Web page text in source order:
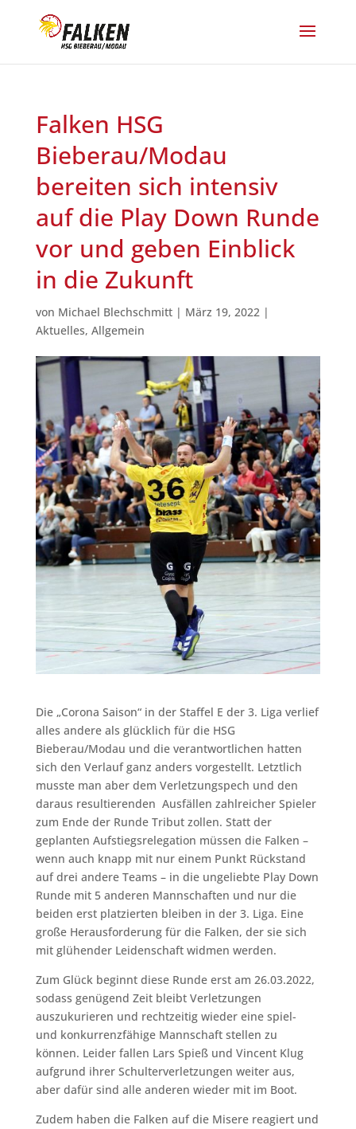
Falken HSG
Bieberau/Modau
bereiten sich intensiv
auf die Play Down Runde
vor und geben Einblick
in die Zukunft
von Michael Blechschmitt| März 19, 2022|
Aktuelles, Allgemein
Die „Corona Saison“ in der Staffel E der 3. Liga verlief
alles andere als glücklich für die HSG
Bieberau/Modau und die verantwortlichen hatten
sich den Verlauf ganz anders vorgestellt. Letztlich
musste man aber dem Verletzungspech und den
daraus resultierenden Ausfällen zahlreicher Spieler
zum Ende der Runde Tribut zollen. Statt der
geplanten Aufstiegsrelegation müssen die Falken –
wenn auch knapp mit nur einem Punkt Rückstand
auf drei andere Teams – in die ungeliebte Play Down
Runde mit 5 anderen Mannschaften und nur die
beiden erst platzierten bleiben in der 3. Liga. Eine
große Herausforderung für die Falken, der sie sich
mit glühender Leidenschaft widmen werden.
Zum Glück beginnt diese Runde erst am 26.03.2022,
sodass genügend Zeit bleibt Verletzungen
auszukurieren und rechtzeitig wieder eine spiel-
und konkurrenzfähige Mannschaft stellen zu
können. Leider fallen Lars Spieß und Vincent Klug
aufgrund ihrer Schulterverletzungen weiter aus,
aber dafür sind alle anderen wieder mit im Boot.
Zudem haben die Falken auf die Misere reagiert und